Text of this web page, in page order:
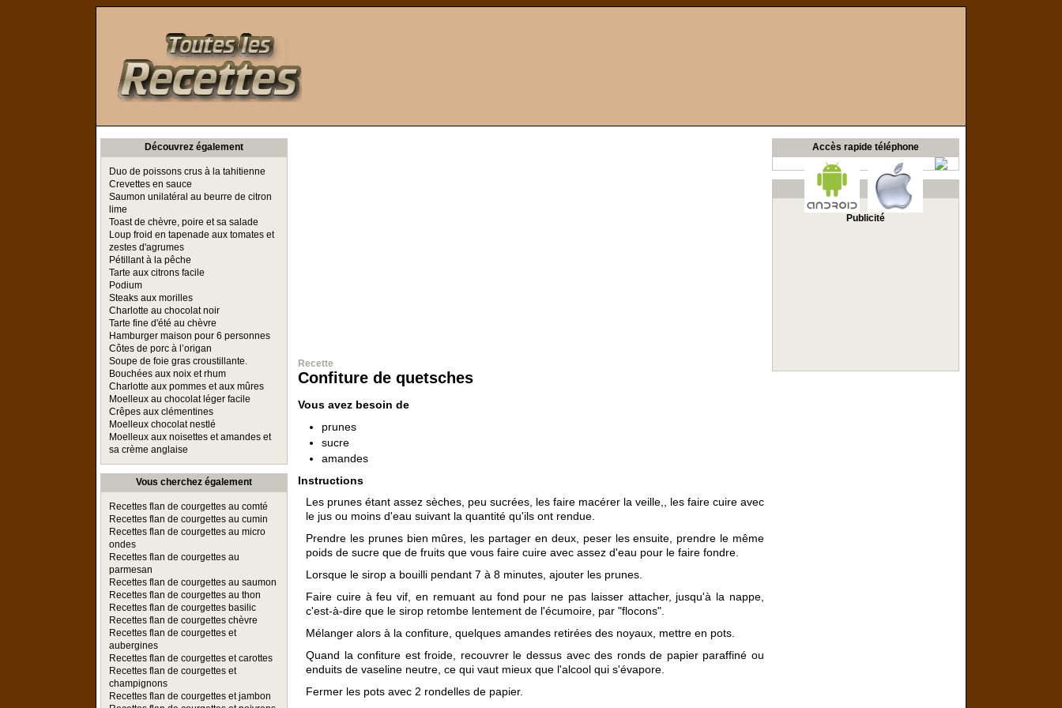
Découvrez également
Duo de poissons crus à la tahitienne
Crevettes en sauce
Saumon unilatéral au beurre de citron
lime
Toast de chèvre, poire et sa salade
Loup froid en tapenade aux tomates et
zestes d'agrumes
Pétillant à la pêche
Tarte aux citrons facile
Podium
Steaks aux morilles
Charlotte au chocolat noir
Tarte fine d'été au chèvre
Hamburger maison pour 6 personnes
Côtes de porc à l’origan
Soupe de foie gras croustillante.
Bouchées aux noix et rhum
Charlotte aux pommes et aux mûres
Moelleux au chocolat léger facile
Crêpes aux clémentines
Moelleux chocolat nestlé
Moelleux aux noisettes et amandes et
sa crème anglaise
Vous cherchez également
Recettes flan de courgettes au comté
Recettes flan de courgettes au cumin
Recettes flan de courgettes au micro
ondes
Recettes flan de courgettes au
parmesan
Recettes flan de courgettes au saumon
Recettes flan de courgettes au thon
Recettes flan de courgettes basilic
Recettes flan de courgettes chèvre
Recettes flan de courgettes et
aubergines
Recettes flan de courgettes et carottes
Recettes flan de courgettes et
champignons
Recettes flan de courgettes et jambon
Recette
Confiture de quetsches
Vous avez besoin de
prunes
sucre
amandes
Instructions
Les prunes étant assez sèches, peu sucrées, les faire macérer la veille,, les faire cuire avec
le jus ou moins d'eau suivant la quantité qu'ils ont rendue.
Prendre les prunes bien mûres, les partager en deux, peser les ensuite, prendre le même
poids de sucre que de fruits que vous faire cuire avec assez d'eau pour le faire fondre.
Lorsque le sirop a bouilli pendant 7 à 8 minutes, ajouter les prunes.
Faire cuire à feu vif, en remuant au fond pour ne pas laisser attacher, jusqu'à la nappe,
c'est-à-dire que le sirop retombe lentement de l'écumoire, par "flocons".
Mélanger alors à la confiture, quelques amandes retirées des noyaux, mettre en pots.
Quand la confiture est froide, recouvrer le dessus avec des ronds de papier paraffiné ou
enduits de vaseline neutre, ce qui vaut mieux que l'alcool qui s'évapore.
Fermer les pots avec 2 rondelles de papier.
Accès rapide téléphone
Publicité